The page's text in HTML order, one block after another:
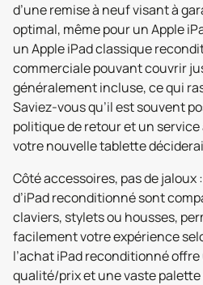
d’une remise à neuf visant à
optimal, même pour un Apple
un Apple iPad classique
commerciale pouvant couvrir
généralement incluse, ce qui
Saviez-vous qu’il est souvent
politique de retour et un
votre nouvelle tablette
Côté accessoires, pas de jaloux
d’iPad reconditionné sont
claviers, stylets ou housses,
facilement votre expérience
l’achat iPad reconditionné
qualité/prix et une vaste